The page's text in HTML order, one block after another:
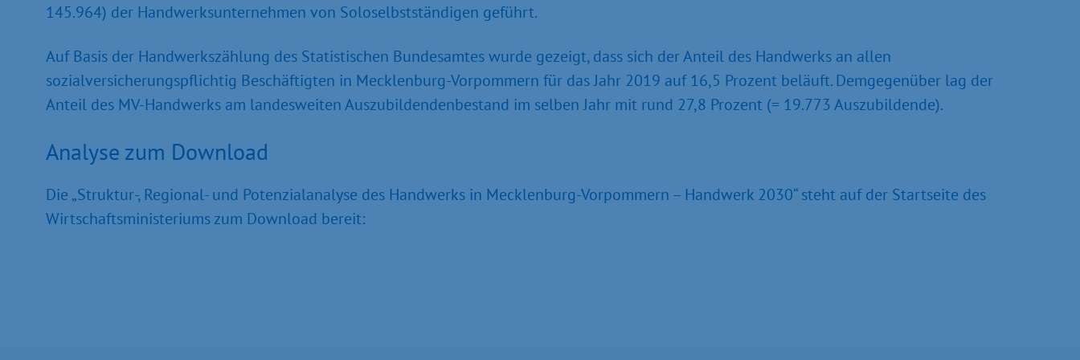
145.964) der Handwerksunternehmen von Soloselbstständigen geführt.
Auf Basis der Handwerkszählung des Statistischen Bundesamtes wurde gezeigt, dass sich der Anteil des Handwerks an allen
sozialversicherungspflichtig Beschäftigten in Mecklenburg-Vorpommern für das Jahr 2019 auf 16,5 Prozent beläuft. Demgegenüber lag der
Anteil des MV-Handwerks am landesweiten Auszubildendenbestand im selben Jahr mit rund 27,8 Prozent (= 19.773 Auszubildende).
Analyse zum Download
Die „Struktur-, Regional- und Potenzialanalyse des Handwerks in Mecklenburg-Vorpommern – Handwerk 2030“ steht auf der Startseite des
Wirtschaftsministeriums zum Download bereit: